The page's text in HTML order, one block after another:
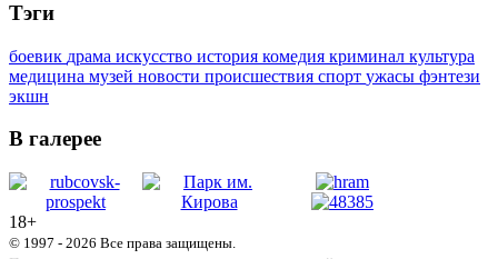
Тэги
боевик драма искусство история комедия криминал культура
медицина музей новости происшествия спорт ужасы фэнтези
экшн
В галерее
18+
© 1997 - 2026 Все права защищены.